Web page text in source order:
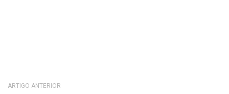
ARTIGO ANTERIOR